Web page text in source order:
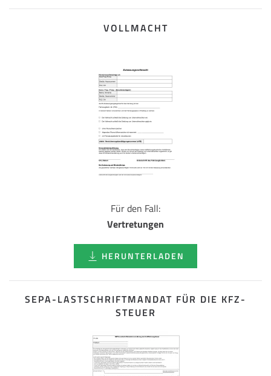
VOLLMACHT
Für den Fall:
Vertretungen
HERUNTERLADEN
SEPA-LASTSCHRIFT­MANDAT FÜR DIE KFZ-
STEUER